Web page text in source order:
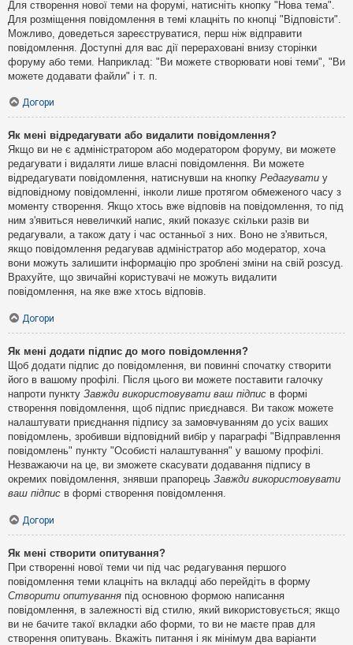
Для створення нової теми на форумі, натисніть кнопку "Нова тема".
Для розміщення повідомлення в темі клацніть по кнопці "Відповісти".
Можливо, доведеться зареєструватися, перш ніж відправити
повідомлення. Доступні для вас дії перераховані внизу сторінки
форуму або теми. Наприклад: "Ви можете створювати нові теми", "Ви
можете додавати файли" і т. п.
Догори
Як мені відредагувати або видалити повідомлення?
Якщо ви не є адміністратором або модератором форуму, ви можете
редагувати і видаляти лише власні повідомлення. Ви можете
відредагувати повідомлення, натиснувши на кнопку Редагувати у
відповідному повідомленні, інколи лише протягом обмеженого часу з
моменту створення. Якщо хтось вже відповів на повідомлення, то під
ним з'явиться невеличкий напис, який показує скільки разів ви
редагували, а також дату і час останньої з них. Воно не з'явиться,
якщо повідомлення редагував адміністратор або модератор, хоча
вони можуть залишити інформацію про зроблені зміни на свій розсуд.
Врахуйте, що звичайні користувачі не можуть видалити
повідомлення, на яке вже хтось відповів.
Догори
Як мені додати підпис до мого повідомлення?
Щоб додати підпис до повідомлення, ви повинні спочатку створити
його в вашому профілі. Після цього ви можете поставити галочку
напроти пункту Завжди використовувати ваш підпис в формі
створення повідомлення, щоб підпис приєднався. Ви також можете
налаштувати приєднання підпису за замовчуванням до усіх ваших
повідомлень, зробивши відповідний вибір у параграфі "Відправлення
повідомлень" пункту "Особисті налаштування" у вашому профілі.
Незважаючи на це, ви зможете скасувати додавання підпису в
окремих повідомлення, знявши прапорець Завжди використовувати
ваш підпис в формі створення повідомлення.
Догори
Як мені створити опитування?
При створенні нової теми чи під час редагування першого
повідомлення теми клацніть на вкладці або перейдіть в форму
Створити опитування під основною формою написання
повідомлення, в залежності від стилю, який використовується; якщо
ви не бачите такої вкладки або форми, то ви не маєте прав для
створення опитувань. Вкажіть питання і як мінімум два варіанти